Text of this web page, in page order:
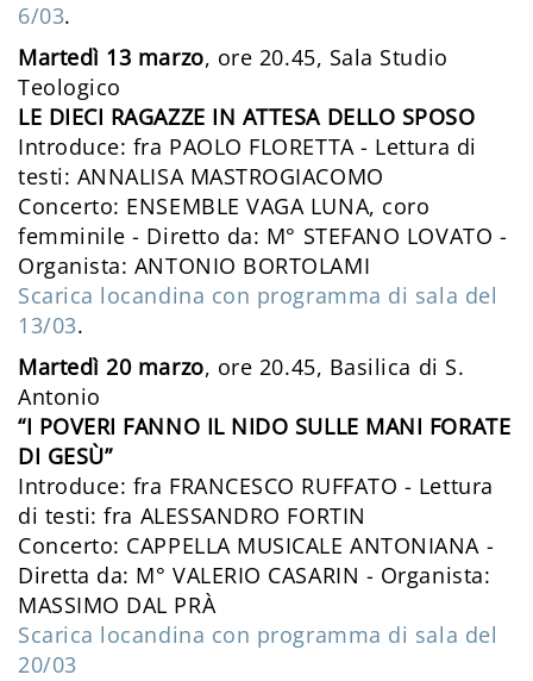
6/03.
Martedì 13 marzo, ore 20.45, Sala Studio
Teologico
LE DIECI RAGAZZE IN ATTESA DELLO SPOSO
Introduce: fra PAOLO FLORETTA - Lettura di
testi: ANNALISA MASTROGIACOMO
Concerto: ENSEMBLE VAGA LUNA, coro
femminile - Diretto da: M° STEFANO LOVATO -
Organista: ANTONIO BORTOLAMI
Scarica locandina con programma di sala del
13/03.
Martedì 20 marzo, ore 20.45, Basilica di S.
Antonio
“I POVERI FANNO IL NIDO SULLE MANI FORATE
DI GESÙ”
Introduce: fra FRANCESCO RUFFATO - Lettura
di testi: fra ALESSANDRO FORTIN
Concerto: CAPPELLA MUSICALE ANTONIANA -
Diretta da: M° VALERIO CASARIN - Organista:
MASSIMO DAL PRÀ
Scarica locandina con programma di sala del
20/03